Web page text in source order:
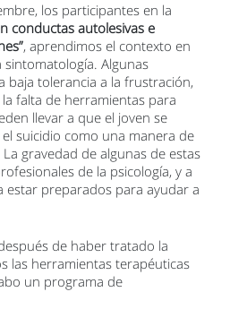
los participantes en la
conductas autolesivas e
, aprendimos el contexto en
sintomatología. Algunas
baja tolerancia a la frustración,
falta de herramientas para
llevar a que el joven se
suicidio como una manera de
gravedad de algunas de estas
de la psicología, y a
estar preparados para ayudar a
de haber tratado la
las herramientas terapéuticas
un programa de